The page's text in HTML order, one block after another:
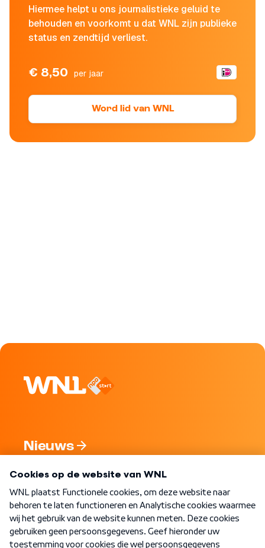
Hiermee helpt u ons journalistieke geluid te
behouden en voorkomt u dat WNL zijn publieke
status en zendtijd verliest.
€ 8,50 per jaar
Word lid van WNL
Nieuws
Nieuwsbrief
Word Lid